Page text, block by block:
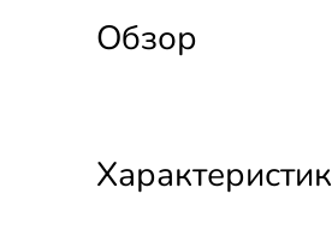
Обзор